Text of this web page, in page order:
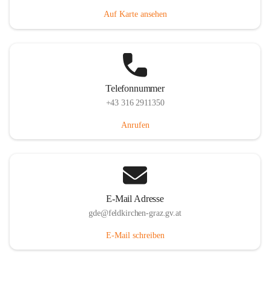
Auf Karte ansehen
Telefonnummer
+43 316 2911350
Anrufen
E-Mail Adresse
gde@feldkirchen-graz.gv.at
E-Mail schreiben